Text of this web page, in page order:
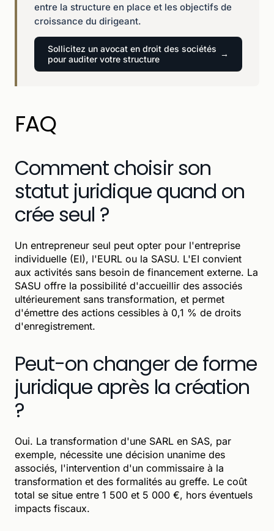
entre la structure en place et les objectifs de
croissance du dirigeant.
Sollicitez un avocat en droit des sociétés
pour auditer votre structure
FAQ
Comment choisir son
statut juridique quand on
crée seul ?
Un entrepreneur seul peut opter pour l'entreprise
individuelle (EI), l'EURL ou la SASU. L'EI convient
aux activités sans besoin de financement externe. La
SASU offre la possibilité d'accueillir des associés
ultérieurement sans transformation, et permet
d'émettre des actions cessibles à 0,1 % de droits
d'enregistrement.
Peut-on changer de forme
juridique après la création
?
Oui. La transformation d'une SARL en SAS, par
exemple, nécessite une décision unanime des
associés, l'intervention d'un commissaire à la
transformation et des formalités au greffe. Le coût
total se situe entre 1 500 et 5 000 €, hors éventuels
impacts fiscaux.